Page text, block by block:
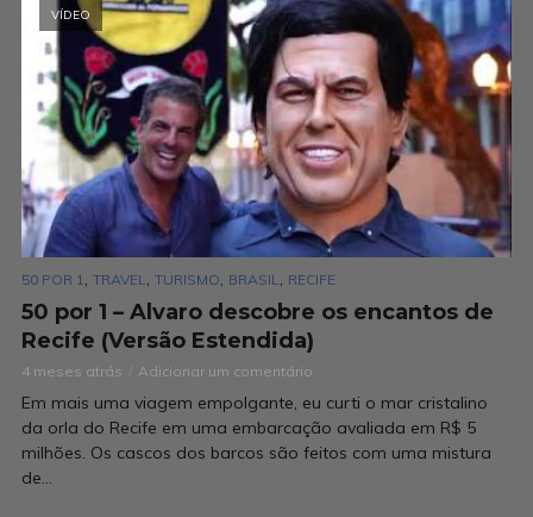
VÍDEO
50 POR 1, TRAVEL, TURISMO, BRASIL, RECIFE
50 por 1 – Alvaro descobre os encantos de
Recife (Versão Estendida)
4 meses atrás Adicionar um comentário
Em mais uma viagem empolgante, eu curti o mar cristalino
da orla do Recife em uma embarcação avaliada em R$ 5
milhões. Os cascos dos barcos são feitos com uma mistura
de...